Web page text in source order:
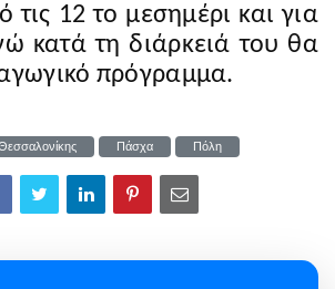
12 το μεσημέρι και για
κατά τη διάρκειά του θα
πρόγραμμα.
Πάσχα Πόλη